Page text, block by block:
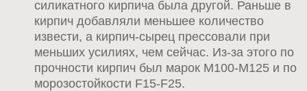
силикатного кирпича была другой. Раньше в
кирпич добавляли меньшее количество
извести, а кирпич-сырец прессовали при
меньших усилиях, чем сейчас. Из-за этого по
прочности кирпич был марок М100-М125 и по
морозостойкости F15-F25.